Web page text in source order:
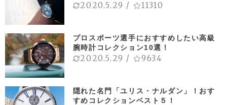
2020.5.29 / 11310
プロスポーツ選手におすすめしたい高級
腕時計コレクション10選！
2020.5.29 / 9634
隠れた名門「ユリス・ナルダン」！おす
すめコレクションベスト５！